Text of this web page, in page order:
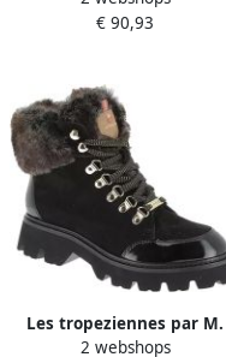
van M.belarbi Valentina
€ 90,93
Les tropeziennes par M.
Belarbi Leren enkellaarsjes
2 webshops